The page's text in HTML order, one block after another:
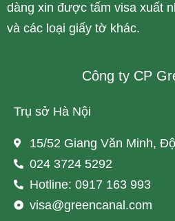
dàng xin được tấm visa xuất
và các loại giấy tờ khác.
Công ty CP
Trụ sở Hà Nội
15/52 Giang Văn Minh,
024 3724 5292
Hotline: 0917 163 993
visa@greencanal.com